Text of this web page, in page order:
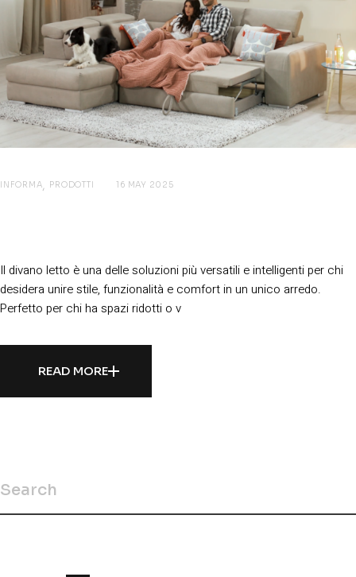
INFORMA PRODOTTI 16 MAY 2025
Il divano letto è una delle soluzioni più versatili e intelligenti per chi
desidera unire stile, funzionalità e comfort in un unico arredo.
Perfetto per chi ha spazi ridotti o v
READ MORE